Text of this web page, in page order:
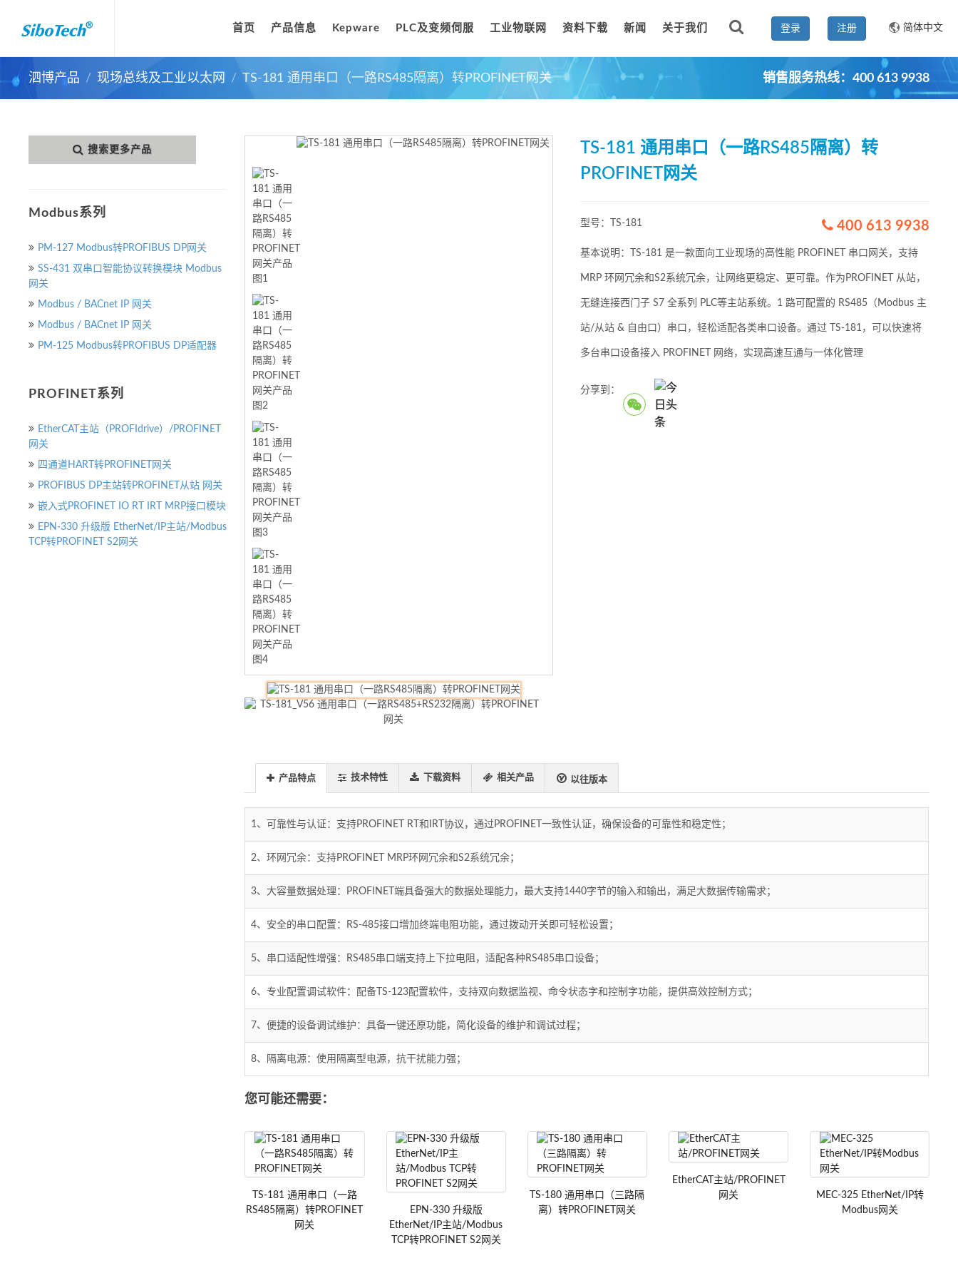
首页 产品信息 Kepware PLC及变频伺服 工业物联网 资料下载 新闻 关于我们 简体中文
注册
登录
泗博产品 现场总线及工业以太网 TS-181 通用串口（一路RS485隔离）转PROFINET网关 销售服务热线：400 613 9938
搜索更多产品
Modbus系列
PM-127 Modbus转PROFIBUS DP网关
SS-431 双串口智能协议转换模块 Modbus
网关
Modbus / BACnet IP 网关
Modbus / BACnet IP 网关
PM-125 Modbus转PROFIBUS DP适配器
PROFINET系列
EtherCAT主站（PROFIdrive）/PROFINET
网关
四通道HART转PROFINET网关
PROFIBUS DP主站转PROFINET从站 网关
嵌入式PROFINET IO RT IRT MRP接口模块
EPN-330 升级版 EtherNet/IP主站/Modbus
TCP转PROFINET S2网关
TS-181 通用串口（一路RS485隔离）转
PROFINET网关
型号： TS-181 400 613 9938
基本说明：TS-181 是一款面向工业现场的高性能 PROFINET 串口网关，支持
MRP 环网冗余和S2系统冗余，让网络更稳定、更可靠。作为PROFINET 从站，
无缝连接西门子 S7 全系列 PLC等主站系统。1 路可配置的 RS485（Modbus 主
站/从站 & 自由口）串口，轻松适配各类串口设备。通过 TS-181，可以快速将
多台串口设备接入 PROFINET 网络，实现高速互通与一体化管理
分享到：
产品特点 技术特性 下载资料 相关产品 以往版本
1、可靠性与认证：支持PROFINET RT和IRT协议，通过PROFINET一致性认证，确保设备的可靠性和稳定性；
2、环网冗余：支持PROFINET MRP环网冗余和S2系统冗余；
3、大容量数据处理：PROFINET端具备强大的数据处理能力，最大支持1440字节的输入和输出，满足大数据传输需求；
4、安全的串口配置：RS-485接口增加终端电阻功能，通过拨动开关即可轻松设置；
5、串口适配性增强：RS485串口端支持上下拉电阻，适配各种RS485串口设备；
6、专业配置调试软件：配备TS-123配置软件，支持双向数据监视、命令状态字和控制字功能，提供高效控制方式；
7、便捷的设备调试维护：具备一键还原功能，简化设备的维护和调试过程；
8、隔离电源：使用隔离型电源，抗干扰能力强；
您可能还需要：
TS-181
TS-181 通用串口（一路
RS485隔离）转PROFINET
网关
EPN-330
EPN-330 升级版
EtherNet/IP主站/Modbus
TCP转PROFINET S2网关
TS-180
TS-180 通用串口（三路隔
离）转PROFINET网关
TEC-380
EtherCAT主站/PROFINET
网关
MEC-325 EtherNet/IP转
Modbus网关